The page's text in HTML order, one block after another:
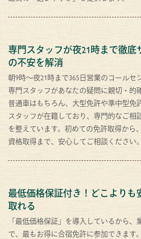
専門スタッフが夜21時まで徹底
の不安を解消
朝9時〜夜21時まで365日営業のコールセ
専門スタッフがあなたの疑問に親切・的
普通車はもちろん、大型免許や準中型免
スタッフが在籍しており、専門的なご相
を整えています。初めての免許取得から
資格取得まで、安心してご相談ください。
最低価格保証付き！どこよりも
取れる
「最低価格保証」を導入しているから、
で、最もお得に合宿免許に参加できます